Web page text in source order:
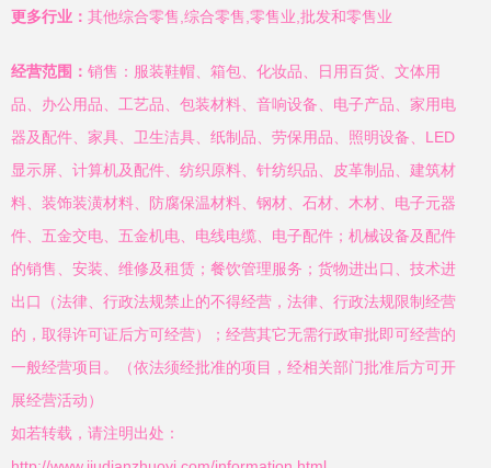
更多行业： 其他综合零售,综合零售,零售业,批发和零售业
经营范围： 销售：服装鞋帽、箱包、化妆品、日用百货、文体用
品、办公用品、工艺品、包装材料、音响设备、电子产品、家用电
器及配件、家具、卫生洁具、纸制品、劳保用品、照明设备、LED
显示屏、计算机及配件、纺织原料、针纺织品、皮革制品、建筑材
料、装饰装潢材料、防腐保温材料、钢材、石材、木材、电子元器
件、五金交电、五金机电、电线电缆、电子配件；机械设备及配件
的销售、安装、维修及租赁；餐饮管理服务；货物进出口、技术进
出口（法律、行政法规禁止的不得经营，法律、行政法规限制经营
的，取得许可证后方可经营）；经营其它无需行政审批即可经营的
一般经营项目。（依法须经批准的项目，经相关部门批准后方可开
展经营活动）
如若转载，请注明出处：